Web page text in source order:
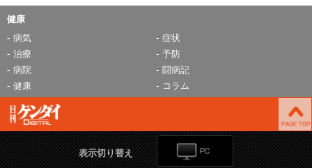
健康
病気
症状
治療
予防
病院
闘病記
健康
コラム
表示切り替え